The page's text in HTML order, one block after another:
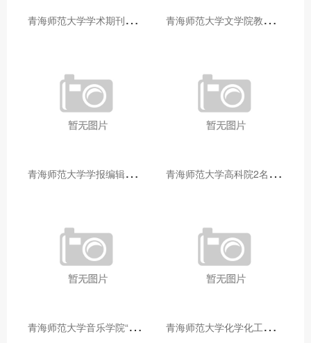
青
海师范大学学术期刊两个专栏入选2025年青海省期刊重点专栏 青
海师范大学文学院教师赴山东省相关高校和学术机构交流学习
青
海师范大学学报编辑部赴大通县城关镇上毛佰胜村开展帮扶慰问活动 青
海师范大学高科院2名专家当选中国科学院院士
青
海师范大学音乐学院“青舞华章”本科舞蹈专业中期汇报圆满落幕 青
海师范大学化学化工学院开展铸牢中华民族共同体意识大讲堂活动